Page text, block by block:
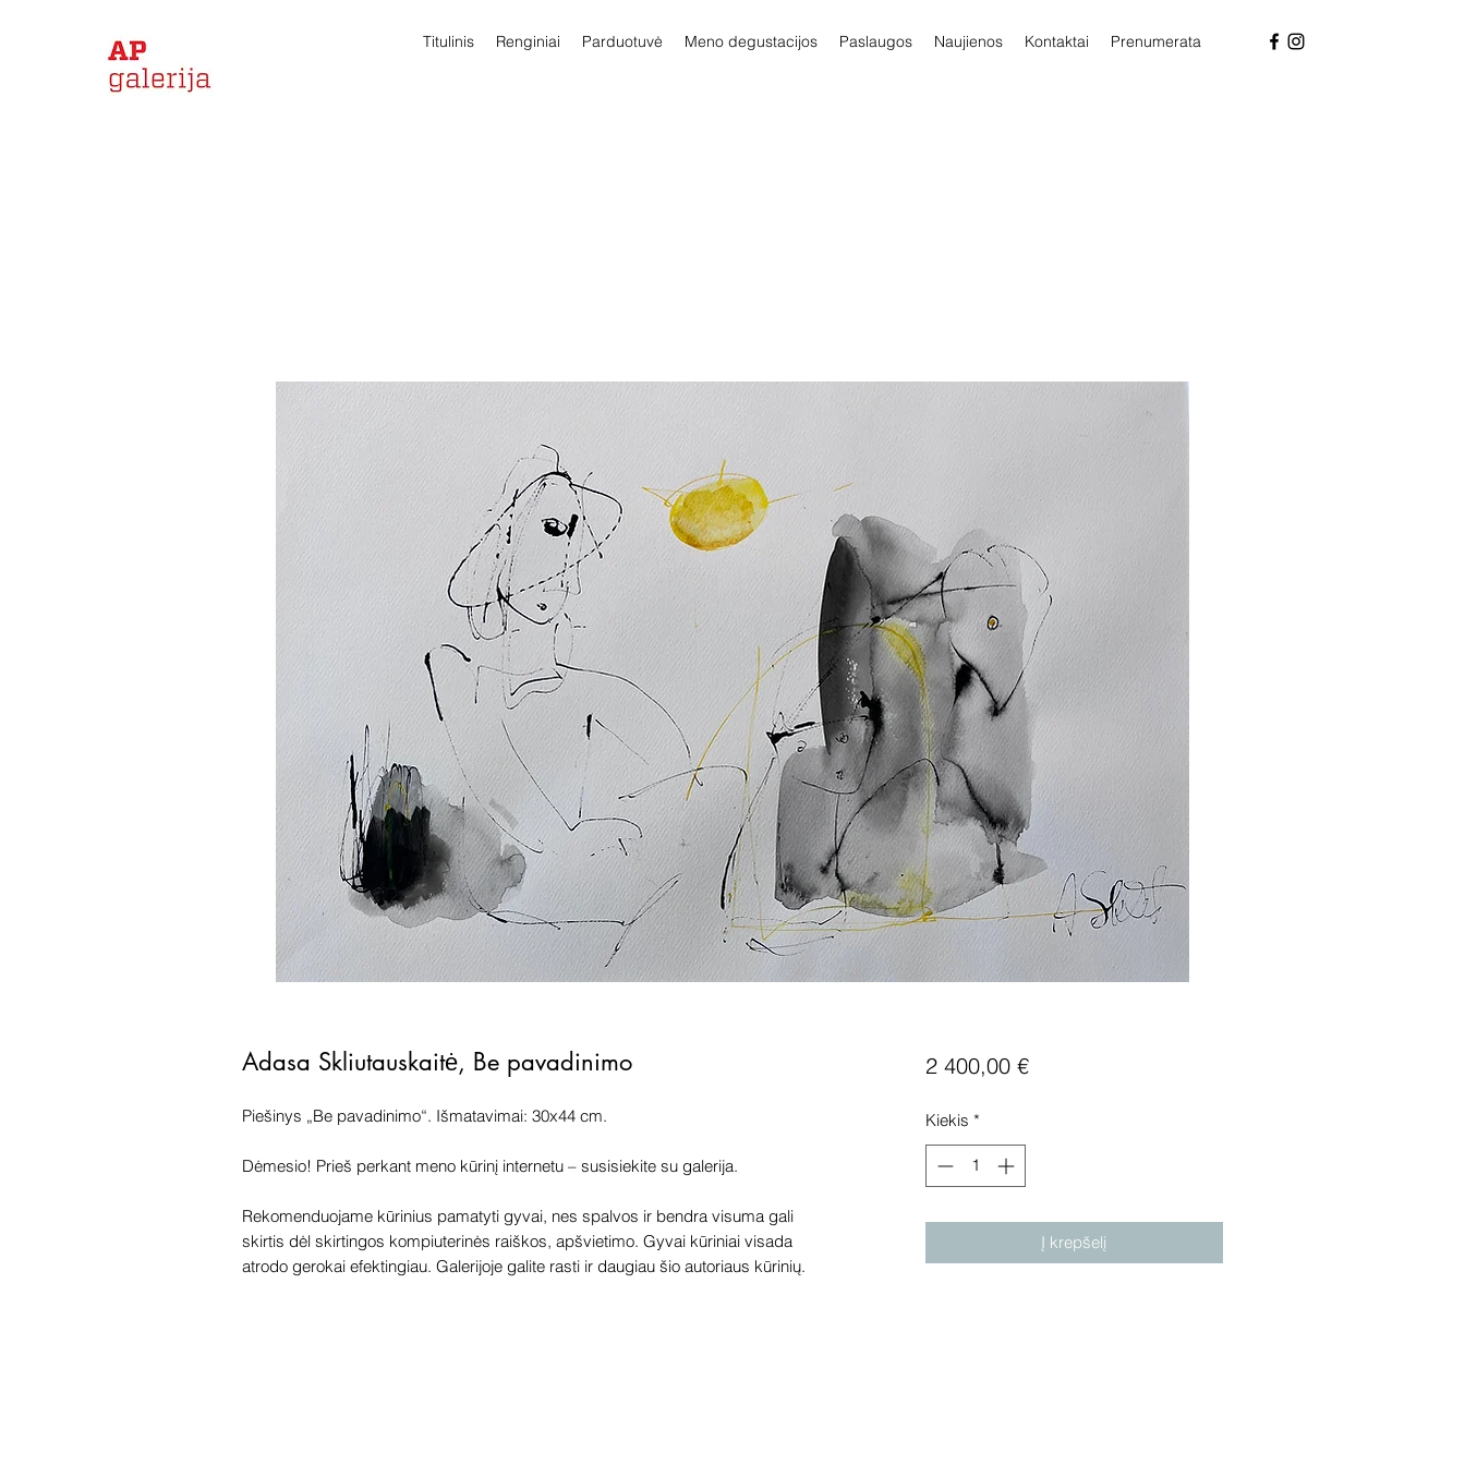
Titulinis Renginiai Parduotuvė Meno degustacijos Paslaugos Naujienos Kontaktai Prenumerata
Adasa Skliutauskaitė, Be pavadinimo
Piešinys „Be pavadinimo“. Išmatavimai: 30x44 cm.
Dėmesio! Prieš perkant meno kūrinį internetu – susisiekite su galerija.
Rekomenduojame kūrinius pamatyti gyvai, nes spalvos ir bendra visuma gali
skirtis dėl skirtingos kompiuterinės raiškos, apšvietimo. Gyvai kūriniai visada
atrodo gerokai efektingiau. Galerijoje galite rasti ir daugiau šio autoriaus kūrinių.
2 400,00 €Price
Kiekis *
Į krepšelį